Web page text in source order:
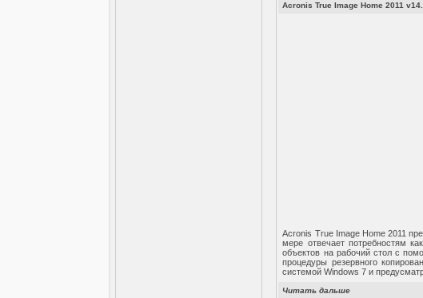
Acronis True Image Home 2011
Acronis True Image Home 2011
мере отвечает потребностям
объектов на рабочий стол с
процедуры резервного
системой Windows 7 и
Читать дальше